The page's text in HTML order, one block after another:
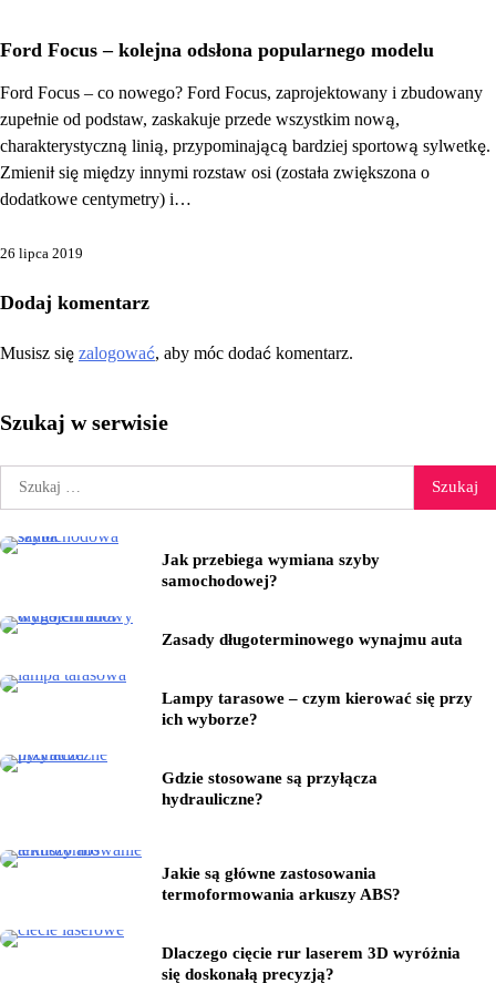
Ford Focus – kolejna odsłona popularnego modelu
Ford Focus – co nowego? Ford Focus, zaprojektowany i zbudowany
zupełnie od podstaw, zaskakuje przede wszystkim nową,
charakterystyczną linią, przypominającą bardziej sportową sylwetkę.
Zmienił się między innymi rozstaw osi (została zwiększona o
dodatkowe centymetry) i…
26 lipca 2019
Dodaj komentarz
Musisz się zalogować, aby móc dodać komentarz.
Szukaj w serwisie
Szukaj:
Jak przebiega wymiana szyby
samochodowej?
Zasady długoterminowego wynajmu auta
Lampy tarasowe – czym kierować się przy
ich wyborze?
Gdzie stosowane są przyłącza
hydrauliczne?
Jakie są główne zastosowania
termoformowania arkuszy ABS?
Dlaczego cięcie rur laserem 3D wyróżnia
się doskonałą precyzją?